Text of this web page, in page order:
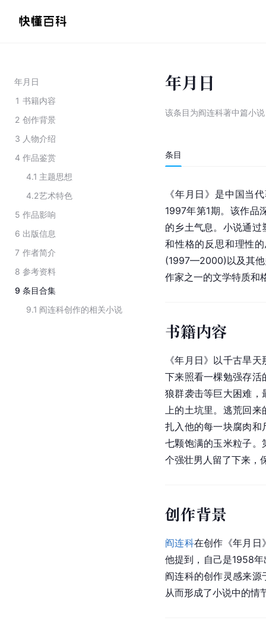
年月日
1 书籍内容
2 创作背景
3 人物介绍
4 作品鉴赏
4.1 主题思想
4.2艺术特色
5 作品影响
6 出版信息
7 作者简介
8 参考资料
9 条目合集
9.1 阎连科创作的相关小说
年月日
该条目为阎连科著中篇小说
条目
《年月日》是中国当
1997年第1期。该作品
的乡土气息。小说通
和性格的反思和理性
(1997—2000)以及其他
作家之一的文学特质和
书籍内容
《年月日》以千古旱
下来照看一棵勉强存活
狼群袭击等巨大困难，
上的土坑里。逃荒回
扎入他的每一块腐肉和
七颗饱满的玉米粒子。
个强壮男人留了下来，
创作背景
阎连科在创作《年月日
他提到，自己是1958
阎连科的创作灵感来
从而形成了小说中的情